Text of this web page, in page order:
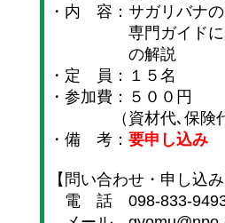
・内 容：サガリバナ
専門ガイドによ
の解説
・定 員：１５名
・参加費：５００円
（資材代､保険代､
・備 考： 要申し込み
【問い合わせ・申し込み
電 話 098-833-